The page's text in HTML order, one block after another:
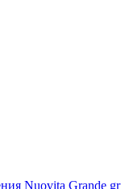
Nuovita Grande